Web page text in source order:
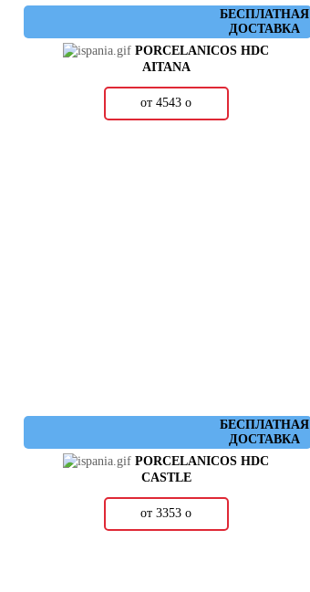
БЕСПЛАТНАЯ
ДОСТАВКА
PORCELANICOS HDC
AITANA
от 4543о
БЕСПЛАТНАЯ
ДОСТАВКА
PORCELANICOS HDC
CASTLE
от 3353о